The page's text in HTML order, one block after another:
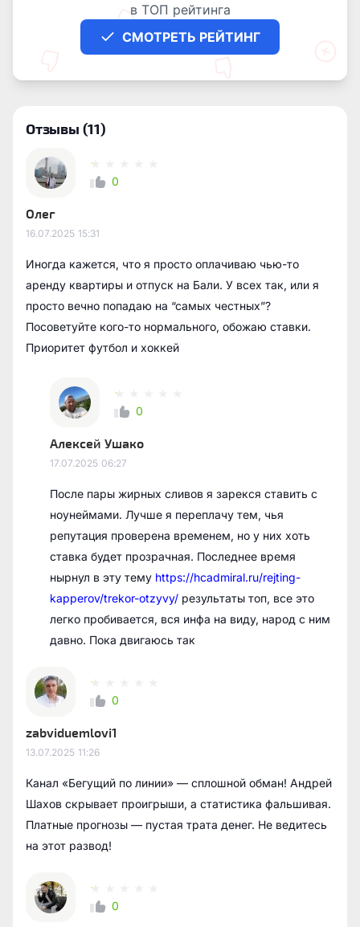
в ТОП рейтинга
СМОТРЕТЬ РЕЙТИНГ
Отзывы (11)
0
Олег
16.07.2025 15:31
Иногда кажется, что я просто оплачиваю чью-то
аренду квартиры и отпуск на Бали. У всех так, или я
просто вечно попадаю на “самых честных”?
Посоветуйте кого-то нормального, обожаю ставки.
Приоритет футбол и хоккей
0
Алексей Ушако
17.07.2025 06:27
После пары жирных сливов я зарекся ставить с
ноунеймами. Лучше я переплачу тем, чья
репутация проверена временем, но у них хоть
ставка будет прозрачная. Последнее время
нырнул в эту тему https://hcadmiral.ru/rejting-
kapperov/trekor-otzyvy/ результаты топ, все это
легко пробивается, вся инфа на виду, народ с ним
давно. Пока двигаюсь так
0
zabviduemlovi1
13.07.2025 11:26
Канал «Бегущий по линии» — сплошной обман! Андрей
Шахов скрывает проигрыши, а статистика фальшивая.
Платные прогнозы — пустая трата денег. Не ведитесь
на этот развод!
0